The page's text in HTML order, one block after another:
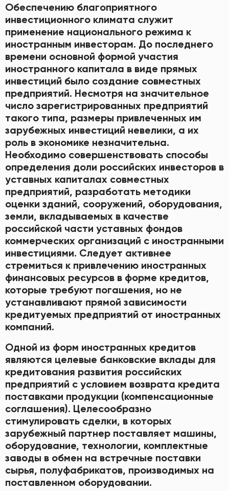
Обеспечению благоприятного
инвестиционного климата служит
применение национального режима к
иностранным инвесторам. До последнего
времени основной формой участия
иностранного капитала в виде прямых
инвестиций было создание совместных
предприятий. Несмотря на значительное
число зарегистрированных предприятий
такого типа, размеры привлеченных им
зарубежных инвестиций невелики, а их
роль в экономике незначительна.
Необходимо совершенствовать способы
определения доли российских инвесторов в
уставных капиталах совместных
предприятий, разработать методики
оценки зданий, сооружений, оборудования,
земли, вкладываемых в качестве
российской части уставных фондов
коммерческих организаций с иностранными
инвестициями. Следует активнее
стремиться к привлечению иностранных
финансовых ресурсов в форме кредитов,
которые требуют погашения, но не
устанавливают прямой зависимости
кредитуемых предприятий от иностранных
компаний.
Одной из форм иностранных кредитов
являются целевые банковские вклады для
кредитования развития российских
предприятий с условием возврата кредита
поставками продукции (компенсационные
соглашения). Целесообразно
стимулировать сделки, в которых
зарубежный партнер поставляет машины,
оборудование, технологии, комплектные
заводы в обмен на встречные поставки
сырья, полуфабрикатов, производимых на
поставленном оборудовании.